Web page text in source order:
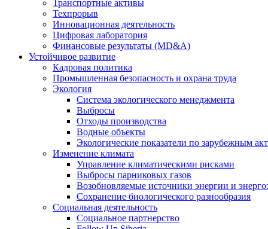
Транспортные активы
Техпрорыв
Инновационная деятельность
Цифровая лаборатория
Финансовые результаты (MD&A)
Устойчивое развитие
Кадровая политика
Промышленная безопасность и охрана труда
Экология
Система экологического менеджмента
Выбросы
Отходы производства
Водные объекты
Экологические показатели по зарубежным
Изменение климата
Управление климатическими рисками
Выбросы парниковых газов
Возобновляемые источники энергии и
Сохранение биологического разнообразия
Социальная деятельность
Социальное партнерство